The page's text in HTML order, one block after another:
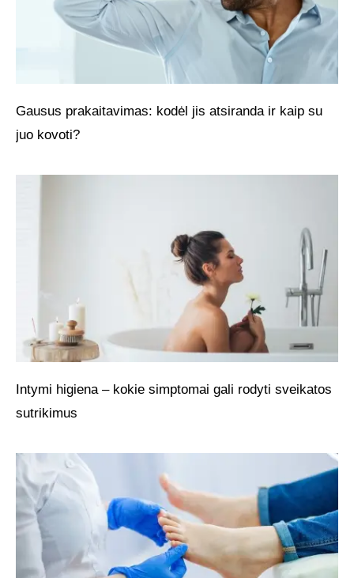
Gausus prakaitavimas: kodėl jis atsiranda ir kaip su
juo kovoti?
Intymi higiena – kokie simptomai gali rodyti sveikatos
sutrikimus